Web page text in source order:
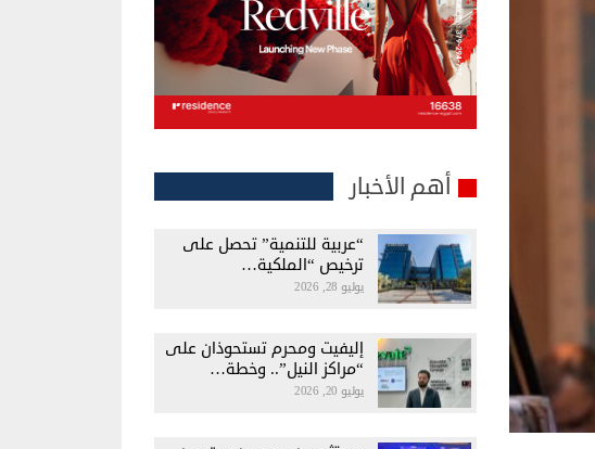
أهم الأخبار
“عربية للتنمية” تحصل على
ترخيص “الملكية…
يوليو 28, 2026
إليفيت ومحرم تستحوذان على
“مراكز النيل”.. وخطة…
يوليو 20, 2026